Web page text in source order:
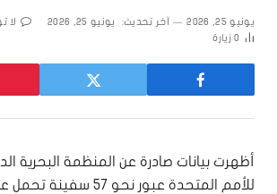
يونيو 25, 2026 آخر تحديث: يونيو 25, 2026
لا
0 زيارة
أظهرت بيانات صادرة عن المنظمة البحرية
للأمم المتحدة عبور نحو